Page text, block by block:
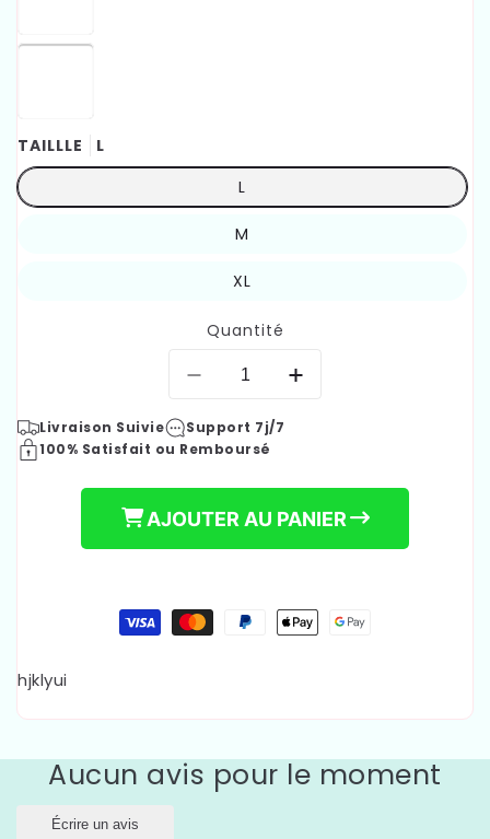
TAILLLE
L
L
M
XL
Quantité
Réduire
quantité
de
Augmenter
Livraison Suivie
Support 7j/7
100% Satisfait ou Remboursé
AJOUTER AU PANIER
hjklyui
Aucun avis pour le moment
Écrire un avis